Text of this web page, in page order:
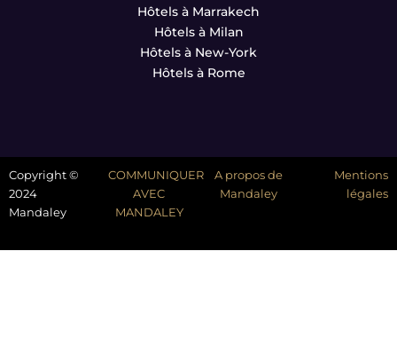
Hôtels à Marrakech
Hôtels à Milan
Hôtels à New-York
Hôtels à Rome
Copyright ©
2024
Mandaley
COMMUNIQUER
AVEC
MANDALEY
A propos de
Mandaley
Mentions
légales